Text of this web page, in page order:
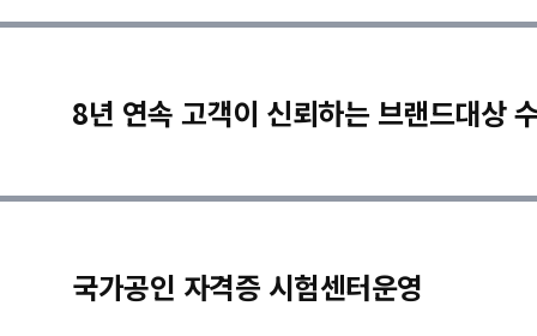
8년 연속 고객이 신뢰하는 브랜드대상
국가공인 자격증 시험센터운영